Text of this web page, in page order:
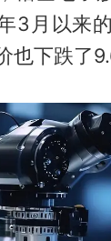
3月以来
下跌了